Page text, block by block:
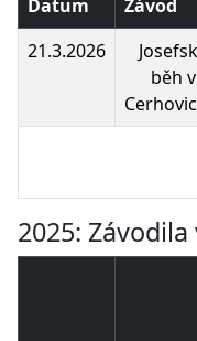
Datum Závod
21.3.2026
běh v
2025: